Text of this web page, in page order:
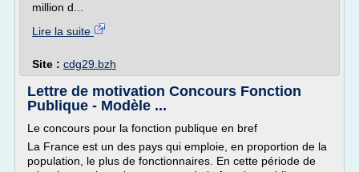
million d...
Lire la suite
Site : cdg29.bzh
Lettre de motivation Concours Fonction
Publique - Modèle ...
Le concours pour la fonction publique en bref
La France est un des pays qui emploie, en proportion de la
population, le plus de fonctionnaires. En cette période de